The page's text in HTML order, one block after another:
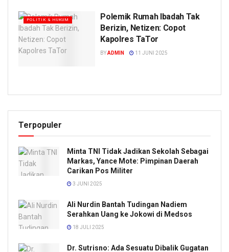
POLITIK & HUKUM
Polemik Rumah Ibadah Tak
Berizin, Netizen: Copot
Kapolres TaTor
BY ADMIN 11 JUNI 2025
Terpopuler
Minta TNI Tidak Jadikan Sekolah Sebagai
Markas, Yance Mote: Pimpinan Daerah
Carikan Pos Militer
3 JUNI 2025
Ali Nurdin Bantah Tudingan Nadiem
Serahkan Uang ke Jokowi di Medsos
18 JULI 2025
Dr. Sutrisno: Ada Sesuatu Dibalik Gugatan